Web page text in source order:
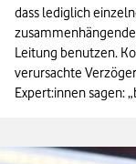
dass lediglich
Leitung benutzen.
verursachte
Expert:innen sagen: